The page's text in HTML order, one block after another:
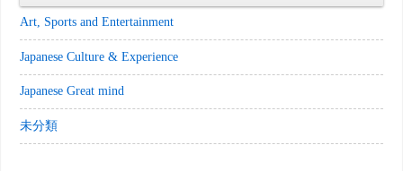
Art, Sports and Entertainment
Japanese Culture & Experience
Japanese Great mind
未分類